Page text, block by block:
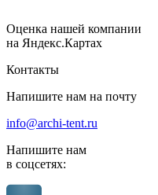
Оценка нашей компании
на Яндекс.Картах
Контакты
Напишите нам на почту
info@archi-tent.ru
Напишите нам
в соцсетях: